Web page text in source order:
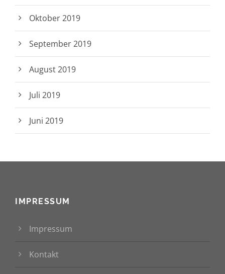
Oktober 2019
September 2019
August 2019
Juli 2019
Juni 2019
IMPRESSUM
Impressum
Kontakt